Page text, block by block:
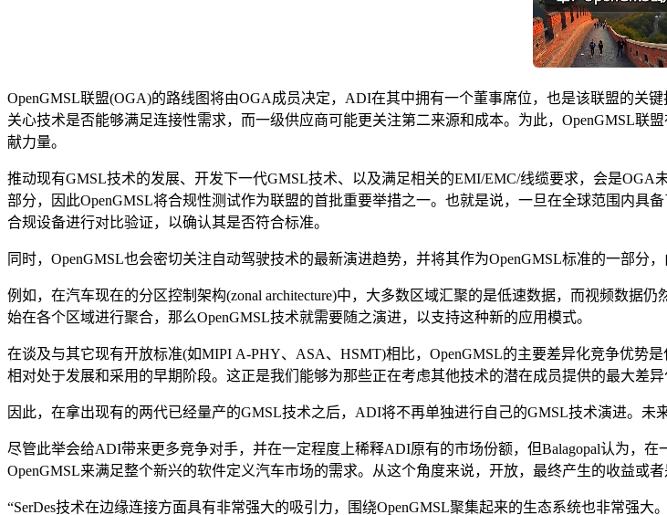
OpenGMSL联盟(OGA)的路线图将由OGA成员决定，ADI在其中拥有一个董事席位，也是该联盟的关
关心技术是否能够满足连接性需求，而一级供应商可能更关注第二来源和成本。为此，OpenGMSL
献力量。
推动现有GMSL技术的发展、开发下一代GMSL技术、以及满足相关的EMI/EMC/线缆要求，会是
部分，因此OpenGMSL将合规性测试作为联盟的首批重要举措之一。也就是说，一旦在全球范围内
合规设备进行对比验证，以确认其是否符合标准。
同时，OpenGMSL也会密切关注自动驾驶技术的最新演进趋势，并将其作为OpenGMSL标准的一部分
例如，在汽车现在的分区控制架构(zonal architecture)中，大多数区域汇聚的是低速数据，而视频数据
始在各个区域进行聚合，那么OpenGMSL技术就需要随之演进，以支持这种新的应用模式。
在谈及与其它现有开放标准(如MIPI A-PHY、ASA、HSMT)相比，OpenGMSL的主要差异化竞争优势
相对处于发展和采用的早期阶段。这正是我们能够为那些正在考虑其他技术的潜在成员提供的最大差异
因此，在拿出现有的两代已经量产的GMSL技术之后，ADI将不再单独进行自己的GMSL技术演进。未
尽管此举会给ADI带来更多竞争对手，并在一定程度上稀释ADI原有的市场份额，但Balagopal认为，
OpenGMSL来满足整个新兴的软件定义汽车市场的需求。从这个角度来说，开放，最终产生的收益或者
“SerDes技术在边缘连接方面具有非常强大的吸引力，围绕OpenGMSL聚集起来的生态系统也非常强